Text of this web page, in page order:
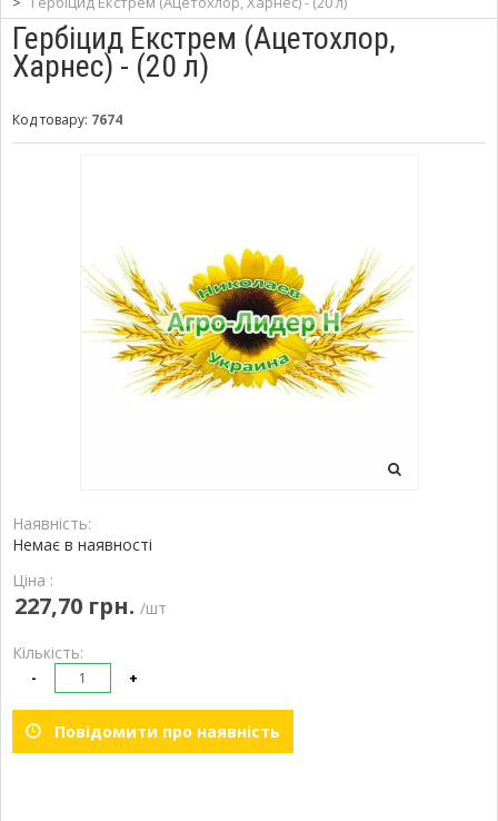
Гербіцид Екстрем (Ацетохлор,
Харнес) - (20 л)
Код товару: 7674
Наявність:
Немає в наявності
Ціна :
227,70 грн. /шт
Кількість:
- +
Повідомити про наявність